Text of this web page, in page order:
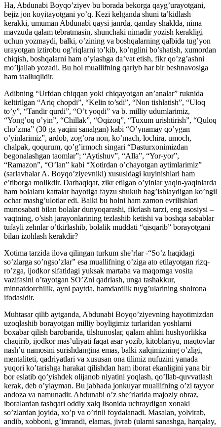
Ha, Abdunabi Boyqo’ziyev bu borada bekorga qayg’urayotgani,
bejiz jon koyitayotgani yo’q. Kezi kelganda shuni ta’kidlash
kerakki, umuman Abdunabi qaysi janrda, qanday shaklda, nima
mavzuda qalam tebratmasin, shunchaki nimadir yozish kerakligi
uchun yozmaydi, balki, o’zining va boshqalarning qalbida tug’yon
urayotgan iztirobu og’riqlarni to’kib, ko’nglini bo’shatish, xumordan
chiqish, boshqalarni ham o’ylashga da’vat etish, fikr qo’zg’ashni
mo’ljallab yozadi. Bu hol muallifning qariyb har bir beshnavosiga
ham taalluqlidir.
Adibning “Urfdan chiqqan yoki chiqayotgan an’analar” ruknida
keltirilgan “Ariq chopdi”, “Kelin to’sdi”, “Non tishlatish”, “Uloq
to’y”, “Tandir qurdi”, “O’t yoqdi” va b. milliy udumlarimiz,
“Yong’oq o’yin”, “Chillak”, “Oqizoq”, “Tuxum urishtirish”, “Quloq
cho’zma” (30 ga yaqini sanalgan) kabi “O’ynamay qo’ygan
o’yinlarimiz”, ardob, zog’ora non, ko’mach, lochira, umoch,
chalpak, qoqurum, qo’g’irmoch singari “Dasturxonimizdan
begonalashgan taomlar”; “Aytishuv”, “Alla”, “Yor-yor”,
“Ramazon”, “O’lan” kabi “Xotirdan o’chayotgan aytimlarimiz”
(sarlavhalar A. Boyqo’ziyevniki) xususidagi kuyinishlari ham
e’tiborga molikdir. Darhaqiqat, zikr etilgan o’yinlar yaqin-yaqinlarda
ham bolalaru kattalar hayotiga fayzu shukuh bag’ishlaydigan ko’ngil
ochar mashg’ulotlar edi. Balki bu holni ham zamon evrilishlari
munosabati bilan bolalar dunyoqarashi, fikrlash tarzi, eng asosiysi –
vaqtning, o’sish jarayonlarining tezlashib ketishi va boshqa sabablar
tufayli zehnlar o’tkirlashib, bolalik muddati “qisqarib” borayotgani
bilan izohlash kerakdir?
Xotima tarzida ilova qilingan turkum she’rlar -“So’z haqidagi
so’zlarga so’ngso’zlar” esa muallifning o’ziga ato etilayotgan rizq-
ro’zga, ijodkor sifatidagi yuksak martaba va maqomga vosita
vazifasini o’tayotgan SO’Zni qadrlash, unga tashakkur,
minnatdorchilik, ayni paytda, hamdardlik tuyg’ularining shoirona
ifodasidir.
Muhtasar qilib aytganda, Abdunabi Boyqo’ziyevning hayotimizdan
uzoqlashib borayotgan milliy boyligimiz turlaridan yoshlarni
boxabar qilish barobarida, tilshunoslar, qalam ahlini hushyorlikka
chaqirib, ijodkor mas’uliyati faqat asar yozib, kitoblariyu, maqtovlar
nash’u namosini surishdangina emas, balki xalqimizning o’zligi,
mentaliteti, qadriyatlari va xususan ona tilimiz nufuzini yanada
yuqori ko’tarishga harakat qilishdan ham iborat ekanligini yana bir
bor eslatib qo’yishdek olijanob niyatini yoqlash, qo’llab-quvvatlash
kerak, deb o’ylayman. Bu jabhada jonkuyar muallifning o’zi tayyor
andoza va namunadir. Abdunabi o’z she’rlarida majoziy obraz,
iboralardan tashqari oddiy xalq lisonida uchraydigan xonaki
so’zlardan joyida, xo’p va o’rinli foydalanadi. Masalan, yolvirab,
andib, xobboni, g’imrandi, elamas, jivrab (ularni sanashga, harqalay,